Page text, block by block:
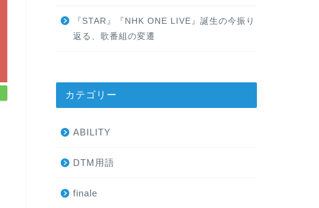
『STAR』『NHK ONE LIVE』誕生の今振り
返る、歌番組の変遷
カテゴリー
ABILITY
DTM用語
finale